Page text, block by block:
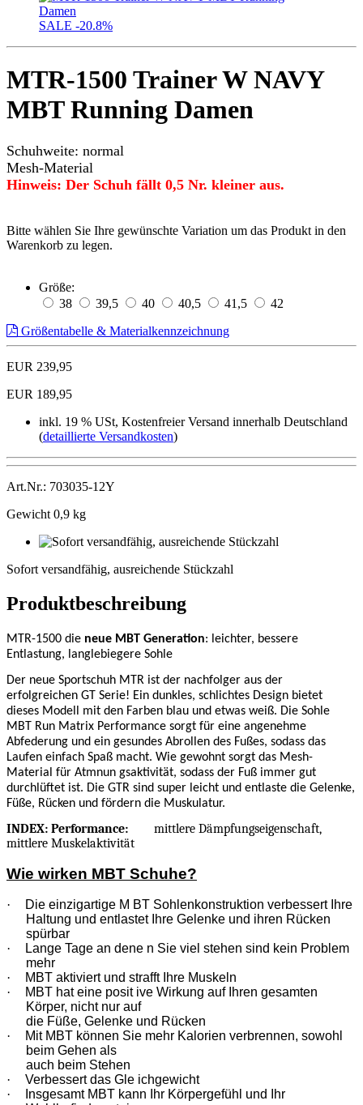
SALE -20.8%
MTR-1500 Trainer W NAVY
MBT Running Damen
Schuhweite: normal
Mesh-Material
Hinweis: Der Schuh fällt 0,5 Nr. kleiner aus.
Bitte wählen Sie Ihre gewünschte Variation um das Produkt in den
Warenkorb zu legen.
Größe:
38
39,5 40 40,5 41,5
42
Größentabelle & Materialkennzeichnung
EUR 239,95
EUR 189,95
inkl. 19 % USt, Kostenfreier Versand innerhalb Deutschland
(detaillierte Versandkosten)
Art.Nr.: 703035-12Y
Gewicht 0,9 kg
Sofort versandfähig, ausreichende Stückzahl
Produktbeschreibung
MTR-1500 die neue MBT Generation: leichter, bessere
Entlastung, langlebiegere Sohle
Der neue Sportschuh MTR ist der nachfolger aus der
erfolgreichen GT Serie! Ein dunkles, schlichtes Design bietet
dieses Modell mit den Farben blau und etwas weiß. Die Sohle
MBT Run Matrix Performance sorgt für eine angenehme
Abfederung und ein gesundes Abrollen des Fußes, sodass das
Laufen einfach Spaß macht. Wie gewohnt sorgt das Mesh-
Material für Atmnun gsaktivität, sodass der Fuß immer gut
durchlüftet ist. Die GTR sind super leicht und entlaste die Gelenke,
Füße, Rücken und fördern die Muskulatur.
INDEX: Performance:
mittlere Dämpfungseigenschaft,
mittlere Muskelaktivität
Wie wirken MBT Schuhe?
·
Die einzigartige M BT Sohlenkonstruktion verbessert Ihre
Haltung und entlastet Ihre Gelenke und ihren Rücken
spürbar
·
Lange Tage an dene n Sie viel stehen sind kein Problem
mehr
·
MBT aktiviert und strafft Ihre Muskeln
·
MBT hat eine posit ive Wirkung auf Ihren gesamten
Körper, nicht nur auf
die Füße, Gelenke und Rücken
·
Mit MBT können Sie mehr Kalorien verbrennen, sowohl
beim Gehen als
auch beim Stehen
·
Verbessert das Gle ichgewicht
·
Insgesamt MBT kann Ihr Körpergefühl und Ihr